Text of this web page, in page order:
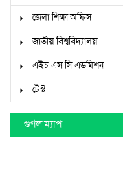
জেলা শিক্ষা অফিস
জাতীয় বিশ্ববিদ্যালয়
এইচ এস সি এডমিশন
টেস্ট
গুগল ম্যাপ